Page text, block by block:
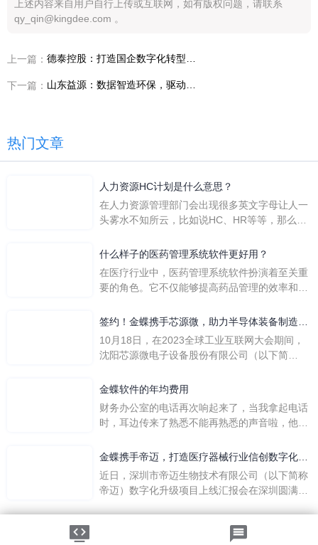
上述内容来自用户自行上传或互联网，如有版权问题，请联系
qy_qin@kingdee.com 。
上一篇：
下一篇：
热门文章
人力资源HC计划是什么意思？
在人力资源管理部门会出现很多英文字母让人一
头雾水不知所云，比如说HC、HR等等，那么它
么呢？
什么样子的医药管理系统软件更好用？
在医疗行业中，医药管理系统软件扮演着至关重
要的角色。它不仅能够提高药品管理的效率和准
一个好用的医药管理系统软件应具备以下特点。
地进行操作。 复杂的
签约！金蝶携手芯源微，助力半导体装备制造领
先企业迈向世界
10月18日，在2023全球工业互联网大会期间，
沈阳芯源微电子设备股份有限公司（以下简
下简称“金蝶”）在辽宁沈阳签署战略合作协议。
营管控平台，从而实现公司产研一体化、业财一
体化，提升公司整体业务水平。
金蝶软件的年均费用
财务办公室的电话再次响起来了，当我拿起电话
时，耳边传来了熟悉不能再熟悉的声音啦，他就
软件过程中遇到任何问题，我都可以获得金蝶服
一年的使用时间已经到了。我们公司用的是金蝶
KIS系列的标准版，一年的服务费是1000元/年。
刚看到这个1000元这个数字的时候，你是不是也
觉得有点高了，但是在一年的使用的过程中还有
金蝶后台提供人工服务价值来说，我们还是很划
金蝶携手帝迈，打造医疗器械行业信创数字化标
杆
近日，深圳市帝迈生物技术有限公司（以下简称
帝迈）数字化升级项目上线汇报会在深圳圆满召
©2026金蝶软件（中国）有限公司
粤ICP备05041751号